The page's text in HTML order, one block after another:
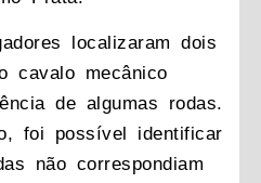
localizaram dois
cavalo mecânico
de algumas rodas.
foi possível identificar
não correspondiam